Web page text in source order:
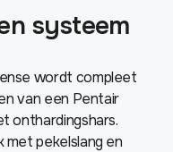
systeem
wordt compleet
van een Pentair
onthardingshars.
pekelslang en